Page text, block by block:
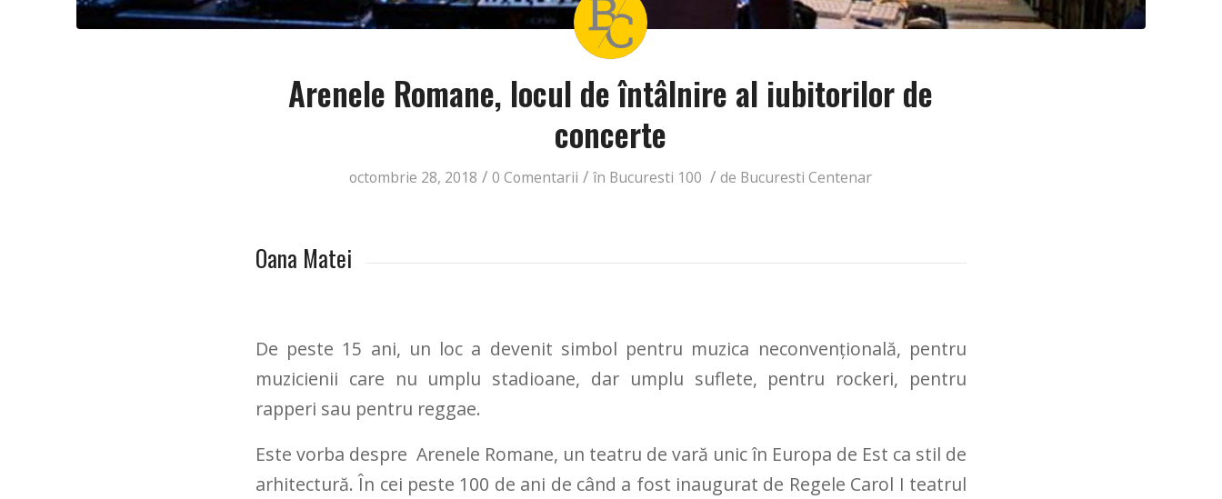
Arenele Romane, locul de întâlnire al iubitorilor de
concerte
octombrie 28, 2018 / 0 Comentarii / în Bucuresti 100 / de Bucuresti Centenar
Oana Matei
De peste 15 ani, un loc a devenit simbol pentru muzica neconvențională, pentru
muzicienii care nu umplu stadioane, dar umplu suflete, pentru rockeri, pentru
rapperi sau pentru reggae.
Este vorba despre Arenele Romane, un teatru de vară unic în Europa de Est ca stil de
arhitectură. În cei peste 100 de ani de când a fost inaugurat de Regele Carol I teatrul